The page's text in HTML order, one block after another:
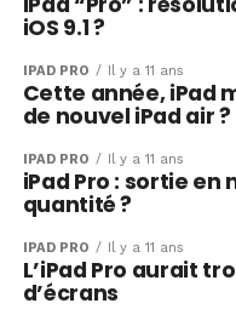
iOS 9.1 ?
IPAD PRO Il y a 11 ans
Cette année, iPad
de nouvel iPad air ?
IPAD PRO Il y a 11 ans
iPad Pro : sortie
quantité ?
IPAD PRO Il y a 11 ans
L’iPad Pro aurait
d’écrans